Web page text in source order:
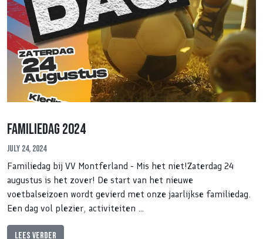
Familiedag 2024
July 24, 2024
Familiedag bij VV Montferland - Mis het niet!Zaterdag 24
augustus is het zover! De start van het nieuwe
voetbalseizoen wordt gevierd met onze jaarlijkse familiedag.
Een dag vol plezier, activiteiten …
Lees verder